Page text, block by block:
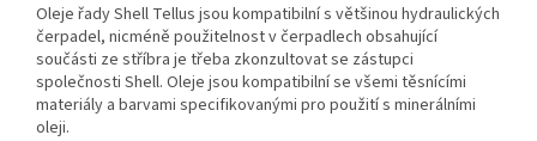
Oleje řady Shell Tellus jsou kompatibilní s většinou hydraulických
čerpadel, nicméně použitelnost v čerpadlech obsahující
součásti ze stříbra je třeba zkonzultovat se zástupci
společnosti Shell. Oleje jsou kompatibilní se všemi těsnícími
materiály a barvami specifikovanými pro použití s minerálními
oleji.